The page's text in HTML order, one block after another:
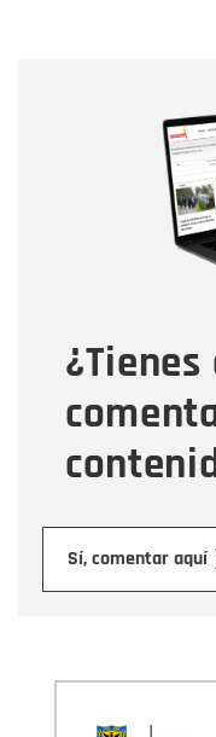
Sí, comentar aquí
Correo
Tipo de
Mensaje